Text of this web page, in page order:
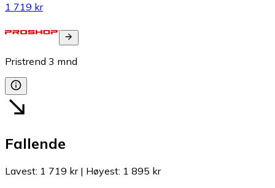
1 719 kr
Pristrend 3 mnd
Fallende
Lavest: 1 719 kr| Høyest: 1 895 kr